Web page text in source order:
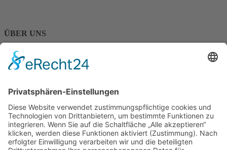
ÜBER UNS
Kontakt
Newsletter
Verlosung
ALLEGRA - Agentur für Kultur